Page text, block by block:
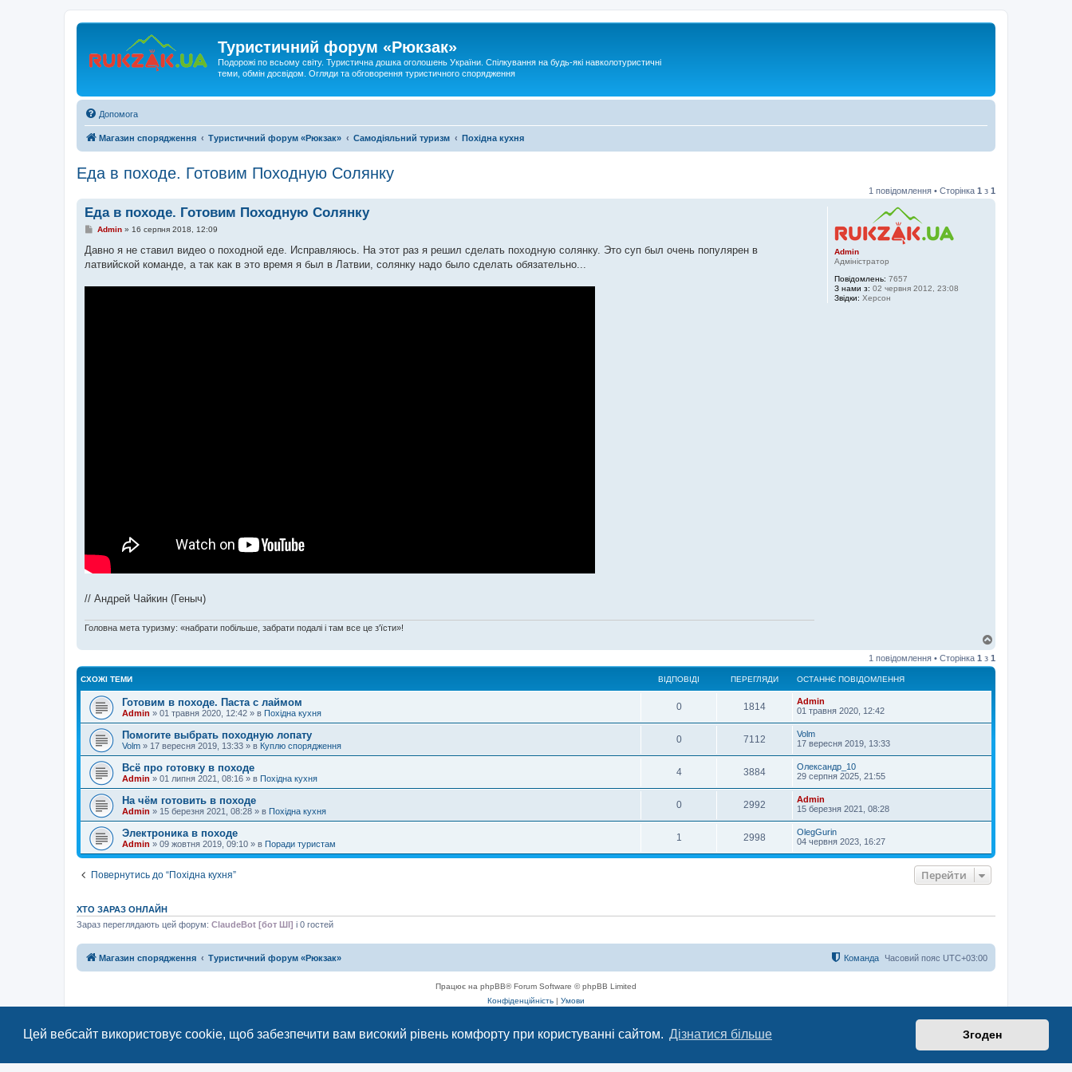
Цей вебсайт використовує cookie, щоб забезпечити вам високий рівень комфорту при користуванні сайтом. Дізнатися більше Згоден
Туристичний форум «Рюкзак»
Подорожі по всьому світу. Туристична дошка оголошень України. Спілкування на будь-які навколотуристичні
теми, обмін досвідом. Огляди та обговорення туристичного спорядження
Допомога
Магазин спорядження Туристичний форум «Рюкзак» Самодіяльний туризм Похідна кухня
Еда в походе. Готовим Походную Солянку
1 повідомлення • Сторінка 1 з 1
Admin
Адміністратор
Повідомлень: 7657
З нами з: 02 червня 2012, 23:08
Звідки: Херсон
Еда в походе. Готовим Походную Солянку
П
в
д
м
Admin» 16 серпня 2018, 12:09
Давно я не ставил видео о походной еде. Исправляюсь. На этот раз я решил сделать походную солянку. Это суп был очень популярен в
латвийской команде, а так как в это время я был в Латвии, солянку надо было сделать обязательно...
// Андрей Чайкин (Геныч)
Головна мета туризму: «набрати побільше, забрати подалі і там все це з'їсти»!
г
о
1 повідомлення • Сторінка 1 з 1
СХОЖІ ТЕМИ ВІДПОВІДІ ПЕРЕГЛЯДИ ОСТАННЄ ПОВІДОМЛЕННЯ
Готовим в походе. Паста с лаймом
Admin » 01 травня 2020, 12:42 » в Похідна кухня
0 1814
Admin
01 травня 2020, 12:42
Помогите выбрать походную лопату
Volm » 17 вересня 2019, 13:33 » в Куплю спорядження
0 7112
Volm
17 вересня 2019, 13:33
Всё про готовку в походе
Admin » 01 липня 2021, 08:16 » в Похідна кухня
4 3884
Олександр_10
29 серпня 2025, 21:55
На чём готовить в походе
Admin » 15 березня 2021, 08:28 » в Похідна кухня
0 2992
Admin
15 березня 2021, 08:28
Электроника в походе
Admin » 09 жовтня 2019, 09:10 » в Поради туристам
1 2998
OlegGurin
04 червня 2023, 16:27
Повернутись до “Похідна кухня” Перейти
ХТО ЗАРАЗ ОНЛАЙН
Зараз переглядають цей форум: ClaudeBot [бот ШІ] і 0 гостей
Магазин спорядження Туристичний форум «Рюкзак» Часовий пояс UTC+03:00
Команда
Працює на phpBB® Forum Software © phpBB Limited
Конфіденційність | Умови